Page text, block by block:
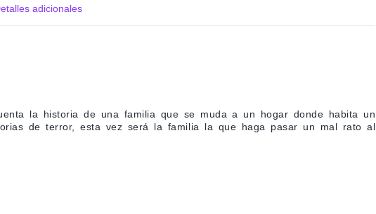
adicionales
la historia de una familia que se muda a un hogar donde habita un
de terror, esta vez será la familia la que haga pasar un mal rato al